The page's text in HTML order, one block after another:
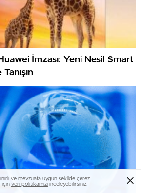
İmzası: Yeni Nesil Smart
ve mevzuata uygun şekilde çerez
için veri politikamızı inceleyebilirsiniz.